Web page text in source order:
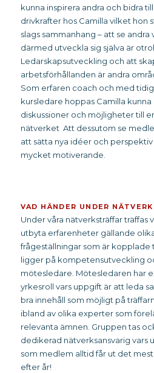
kunna inspirera andra och bidra
drivkrafter hos Camilla vilket hon
slags sammanhang – att se andra
därmed utveckla sig själva är
Ledarskapsutveckling och att
arbetsförhållanden är andra
Som erfaren coach och med
kursledare hoppas Camilla
diskussioner och möjligheter till
nätverket Att dessutom se
att sätta nya idéer och perspektiv
mycket motiverande.
VAD HÄNDER UNDER
Under våra nätverksträffar träffas
utbyta erfarenheter gällande
frågeställningar som är kopplade
ligger på kompetensutveckling
mötesledare. Mötesledaren har
yrkesroll vars uppgift är att leda
bra innehåll som möjligt på
ibland av olika experter som
relevanta ämnen. Gruppen tas
dedikerad nätverksansvarig vars
som medlem alltid får ut det
efter år!